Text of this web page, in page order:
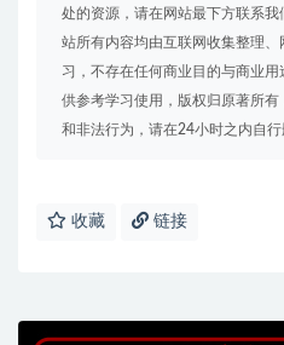
处的资源，请在网站最下方联系
站所有内容均由互联网收集整理
习，不存在任何商业目的与商业
供参考学习使用，版权归原著所
和非法行为，请在24小时之内自行
收藏 链接